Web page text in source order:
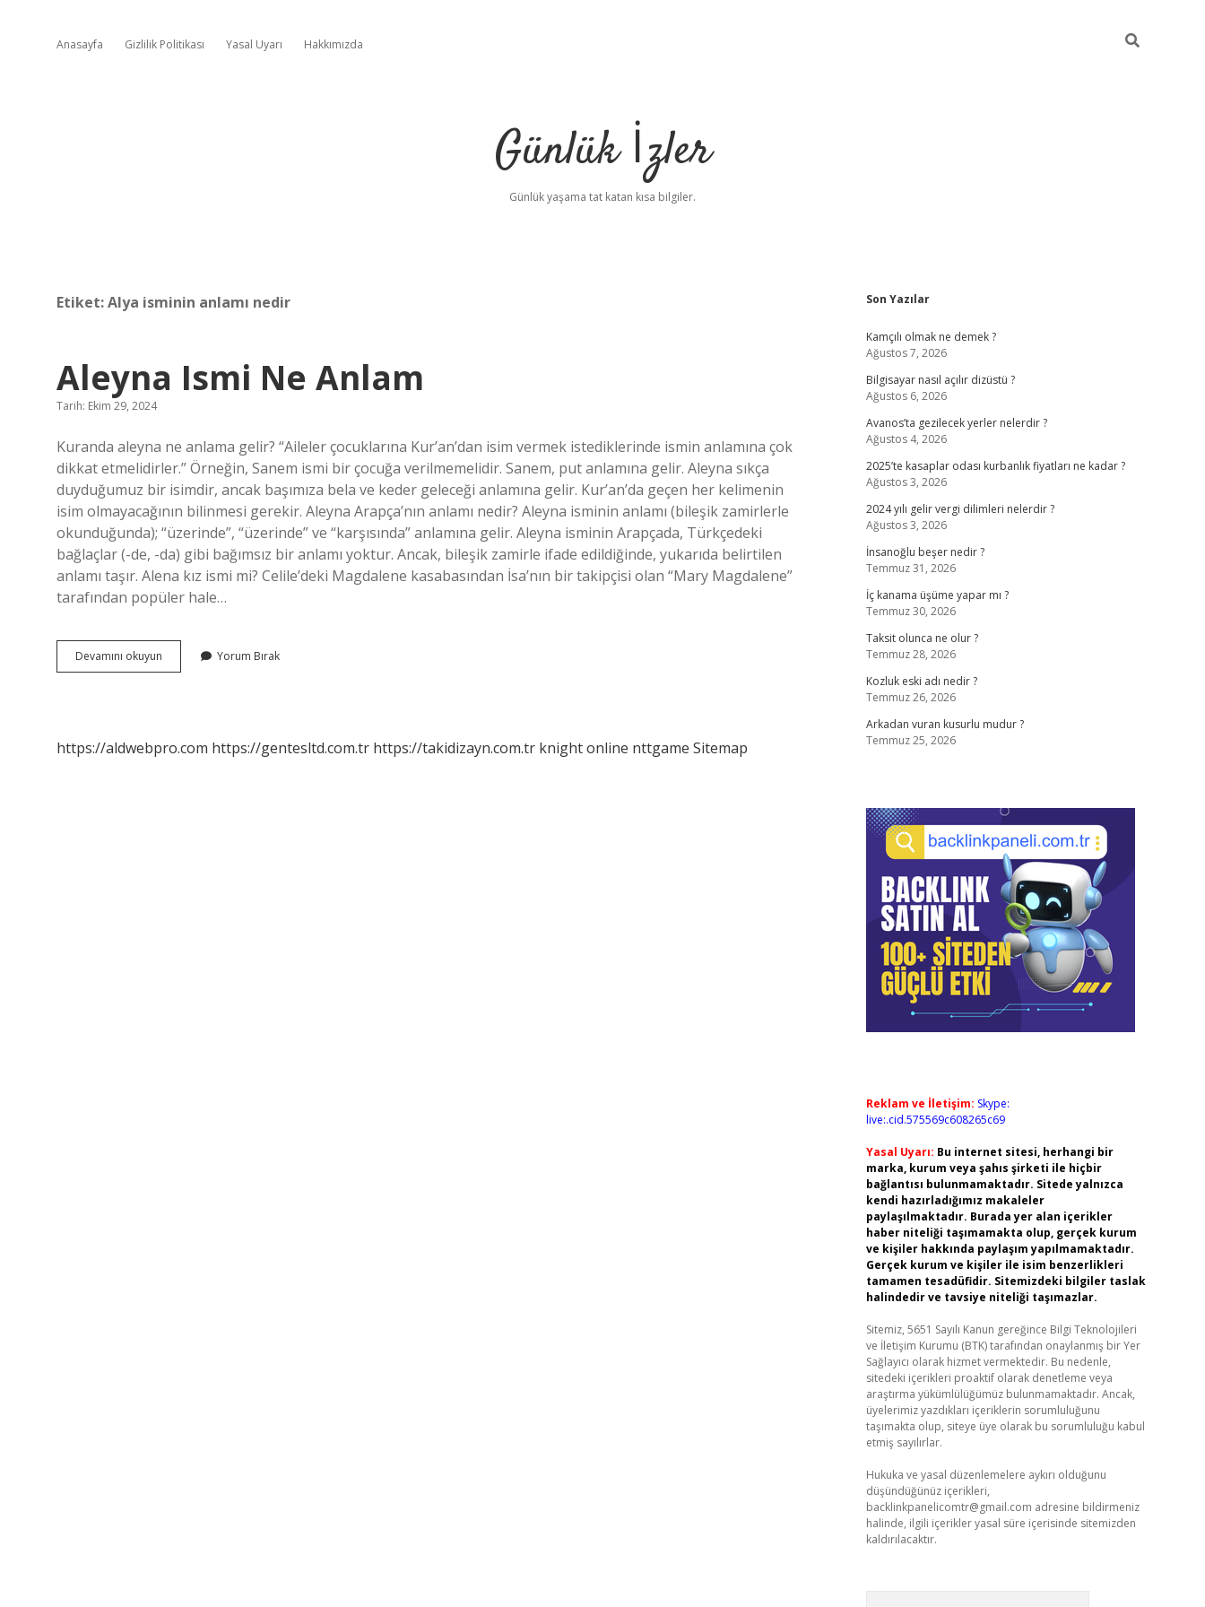
Anasayfa Gizlilik Politikası Yasal Uyarı Hakkımızda
Günlük İzler
Günlük yaşama tat katan kısa bilgiler.
Etiket:Alya isminin anlamı nedir
Aleyna Ismi Ne Anlam
Tarih: Ekim 29, 2024
Kuranda aleyna ne anlama gelir? “Aileler çocuklarına Kur’an’dan isim vermek istediklerinde ismin anlamına çok
dikkat etmelidirler.” Örneğin, Sanem ismi bir çocuğa verilmemelidir. Sanem, put anlamına gelir. Aleyna sıkça
duyduğumuz bir isimdir, ancak başımıza bela ve keder geleceği anlamına gelir. Kur’an’da geçen her kelimenin
isim olmayacağının bilinmesi gerekir. Aleyna Arapça’nın anlamı nedir? Aleyna isminin anlamı (bileşik zamirlerle
okunduğunda); “üzerinde”, “üzerinde” ve “karşısında” anlamına gelir. Aleyna isminin Arapçada, Türkçedeki
bağlaçlar (-de, -da) gibi bağımsız bir anlamı yoktur. Ancak, bileşik zamirle ifade edildiğinde, yukarıda belirtilen
anlamı taşır. Alena kız ismi mi? Celile’deki Magdalene kasabasından İsa’nın bir takipçisi olan “Mary Magdalene”
tarafından popüler hale…
Devamını okuyun
Ismi
Yorum Bırak
https://aldwebpro.com https://gentesltd.com.tr https://takidizayn.com.tr knight online nttgame Sitemap
Sidebar
Son Yazılar
Kamçılı olmak ne demek ?
Ağustos 7, 2026
Bilgisayar nasıl açılır dizüstü ?
Ağustos 6, 2026
Avanos’ta gezilecek yerler nelerdir ?
Ağustos 4, 2026
2025’te kasaplar odası kurbanlık fiyatları ne kadar ?
Ağustos 3, 2026
2024 yılı gelir vergi dilimleri nelerdir ?
Ağustos 3, 2026
İnsanoğlu beşer nedir ?
Temmuz 31, 2026
İç kanama üşüme yapar mı ?
Temmuz 30, 2026
Taksit olunca ne olur ?
Temmuz 28, 2026
Kozluk eski adı nedir ?
Temmuz 26, 2026
Arkadan vuran kusurlu mudur ?
Temmuz 25, 2026
Reklam ve İletişim: Skype:
live:.cid.575569c608265c69
Yasal Uyarı: Bu internet sitesi, herhangi bir
marka, kurum veya şahıs şirketi ile hiçbir
bağlantısı bulunmamaktadır. Sitede yalnızca
kendi hazırladığımız makaleler
paylaşılmaktadır. Burada yer alan içerikler
haber niteliği taşımamakta olup, gerçek kurum
ve kişiler hakkında paylaşım yapılmamaktadır.
Gerçek kurum ve kişiler ile isim benzerlikleri
tamamen tesadüfidir. Sitemizdeki bilgiler taslak
halindedir ve tavsiye niteliği taşımazlar.
Sitemiz, 5651 Sayılı Kanun gereğince Bilgi Teknolojileri
ve İletişim Kurumu (BTK) tarafından onaylanmış bir Yer
Sağlayıcı olarak hizmet vermektedir. Bu nedenle,
sitedeki içerikleri proaktif olarak denetleme veya
araştırma yükümlülüğümüz bulunmamaktadır. Ancak,
üyelerimiz yazdıkları içeriklerin sorumluluğunu
taşımakta olup, siteye üye olarak bu sorumluluğu kabul
etmiş sayılırlar.
Hukuka ve yasal düzenlemelere aykırı olduğunu
düşündüğünüz içerikleri,
backlinkpanelicomtr@gmail.com adresine bildirmeniz
halinde, ilgili içerikler yasal süre içerisinde sitemizden
kaldırılacaktır.